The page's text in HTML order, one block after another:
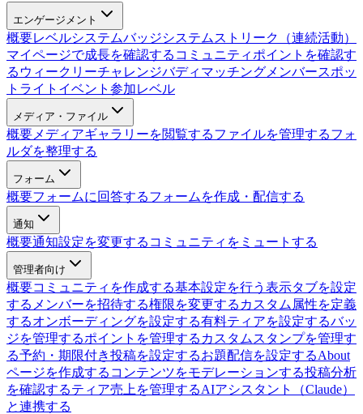
エンゲージメント
概要レベルシステムバッジシステム ストリーク（連続活動）
マイページで成長を確認する コミュニティポイントを確認す
る ウィークリーチャレンジバディマッチング メンバースポッ
トライト イベント参加レベル
メディア・ファイル
概要 メディアギャラリーを閲覧するファイルを管理するフォ
ルダを整理する
フォーム
概要フォームに回答するフォームを作成・配信する
通知
概要通知設定を変更する コミュニティをミュートする
管理者向け
概要コミュニティを作成する基本設定を行う 表示タブを設定
する メンバーを招待する権限を変更する カスタム属性を定義
するオンボーディングを設定する有料ティアを設定するバッ
ジを管理するポイントを管理する カスタムスタンプを管理す
る予約・期限付き投稿を設定するお題配信を設定するAbout
ページを作成する コンテンツをモデレーションする投稿分析
を確認するティア売上を管理するAIアシスタント（Claude）
と連携する